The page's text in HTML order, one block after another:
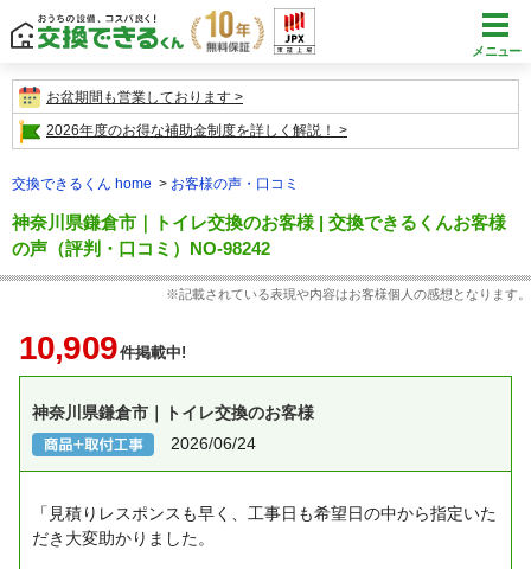
メニュー
お盆期間も営業しております
2026年度のお得な補助金制度を詳しく解説！
交換できるくん home お客様の声・口コミ
神奈川県鎌倉市｜トイレ交換のお客様 | 交換できるくんお客様
の声（評判・口コミ）NO-98242
※記載されている表現や内容はお客様個人の感想となります。
10,909件掲載中!
神奈川県鎌倉市｜トイレ交換のお客様
2026/06/24
「見積りレスポンスも早く、工事日も希望日の中から指定いた
だき大変助かりました。